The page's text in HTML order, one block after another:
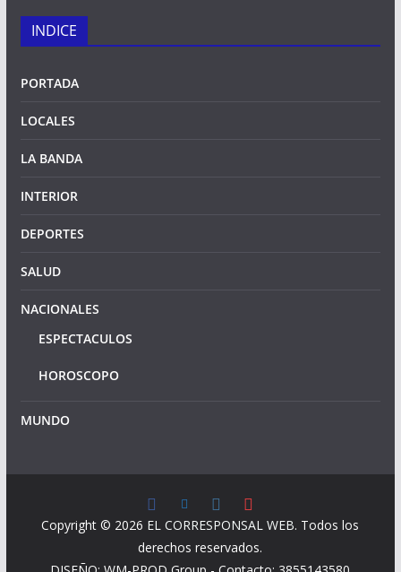
INDICE
PORTADA
LOCALES
LA BANDA
INTERIOR
DEPORTES
SALUD
NACIONALES
ESPECTACULOS
HOROSCOPO
MUNDO
Copyright © 2026 EL CORRESPONSAL WEB. Todos los
derechos reservados.